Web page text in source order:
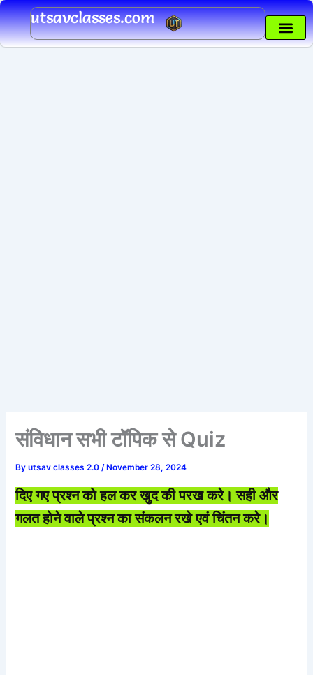
Skip
to
content
utsavclasses.com
संविधान सभी टॉपिक से Quiz
Byutsav classes 2.0/ November 28, 2024
दिए गए प्रश्न को हल कर खुद की परख करे। सही और
गलत होने वाले प्रश्न का संकलन रखे एवं चिंतन करे।